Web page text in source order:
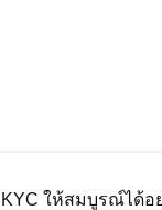
ให้สมบูรณ์ได้อ